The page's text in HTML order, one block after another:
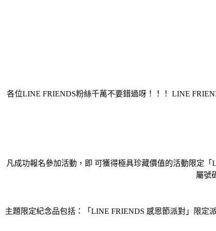
各位LINE FRIENDS粉絲千萬不要錯過呀！！！ LINE
凡成功報名參加活動，即 可獲得極具珍藏價值的活動限定
屬號
主題限定紀念品包括：「LINE FRIENDS 感恩節派對」限定